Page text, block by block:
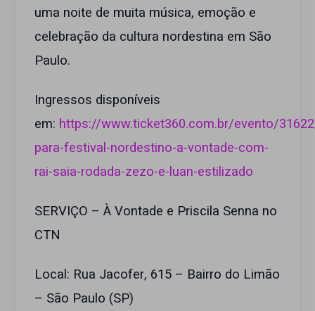
uma noite de muita música, emoção e
celebração da cultura nordestina em São
Paulo.
Ingressos disponíveis
em: https://www.ticket360.com.br/evento/
para-festival-nordestino-a-vontade-com-
rai-saia-rodada-zezo-e-luan-estilizado
SERVIÇO – À Vontade e Priscila Senna no
CTN
Local: Rua Jacofer, 615 – Bairro do Limão
– São Paulo (SP)